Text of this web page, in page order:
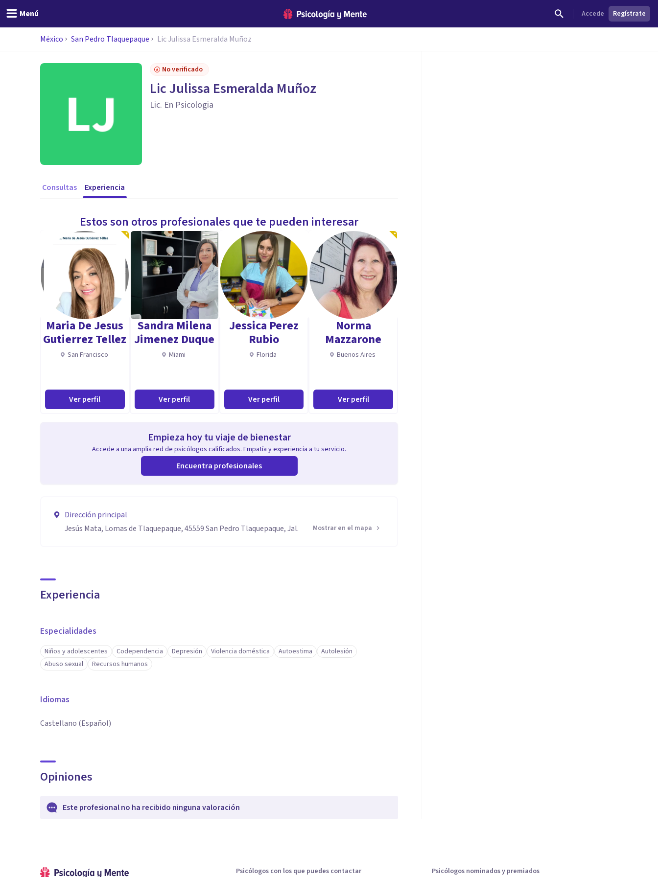
Menú Accede Regístrate
México San Pedro Tlaquepaque Lic Julissa Esmeralda Muñoz
No verificado
Lic Julissa Esmeralda Muñoz
Lic. En Psicologia
Consultas Experiencia
Estos son otros profesionales que te pueden interesar
Maria De Jesus
Gutierrez Tellez
San Francisco
Ver perfil
Sandra Milena
Jimenez Duque
Miami
Ver perfil
Jessica Perez
Rubio
Florida
Ver perfil
Norma
Mazzarone
Buenos Aires
Ver perfil
Empieza hoy tu viaje de bienestar
Accede a una amplia red de psicólogos calificados. Empatía y experiencia a tu servicio.
Encuentra profesionales
Dirección principal
Jesús Mata, Lomas de Tlaquepaque, 45559 San Pedro Tlaquepaque, Jal.
Mostrar en el mapa
Experiencia
Especialidades
Niños y adolescentes Codependencia Depresión Violencia doméstica Autoestima
Autolesión
Abuso sexual
Recursos humanos
Idiomas
Castellano (Español)
Opiniones
Este profesional no ha recibido ninguna valoración
Psicólogos con los que puedes contactar Psicólogos nominados y premiados